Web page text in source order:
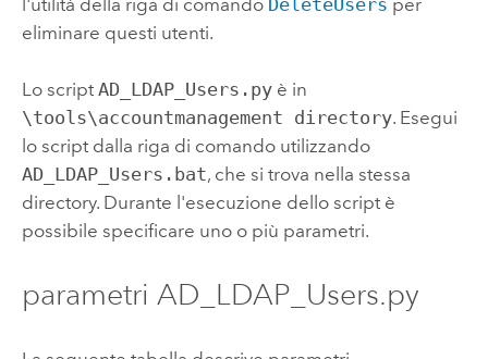
eliminare questi utenti.
Lo script AD_LDAP_Users.pyè in
\tools\accountmanagement directory. Esegui
lo script dalla riga di comando utilizzando
AD_LDAP_Users.bat, che si trova nella stessa
directory.Durante l'esecuzione dello script è
possibile specificare uno o più parametri.
parametri AD_LDAP_Users.py